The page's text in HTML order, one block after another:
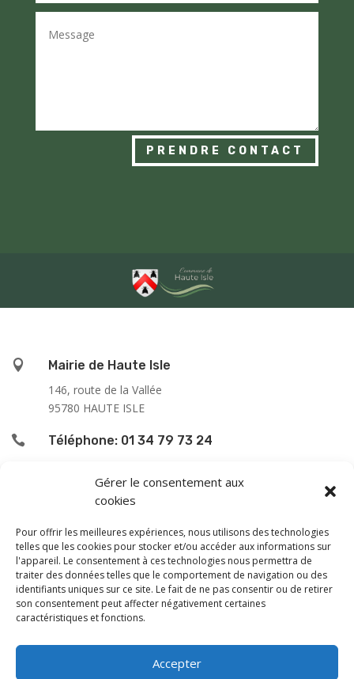
Gérer le consentement aux
cookies
Pour offrir les meilleures expériences, nous utilisons des technologies
telles que les cookies pour stocker et/ou accéder aux informations sur
l'appareil. Le consentement à ces technologies nous permettra de
traiter des données telles que le comportement de navigation ou des
identifiants uniques sur ce site. Le fait de ne pas consentir ou de retirer
son consentement peut affecter négativement certaines
caractéristiques et fonctions.
Accepter
PRENDRE CONTACT

Mairie de Haute Isle
146, route de la Vallée
95780 HAUTE ISLE
 Téléphone: 01 34 79 73 24
L’accueil du public se fait :
le lundi de 9h00 à 12h00
le jeudi de 13h00 à 16h00
le samedi de 9h00 à 12h00
En dehors de ces horaires, une permanence téléphonique
est assurée le vendredi de 13 à 16 h, sauf les samedi
après-midi et dimanche.
Monsieur le Maire et les adjoints reçoivent sur rendez-